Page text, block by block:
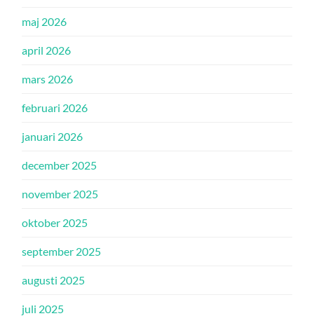
maj 2026
april 2026
mars 2026
februari 2026
januari 2026
december 2025
november 2025
oktober 2025
september 2025
augusti 2025
juli 2025